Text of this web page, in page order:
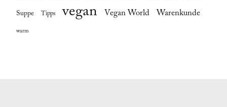
Suppe Tipps vegan Vegan World Warenkunde
warm